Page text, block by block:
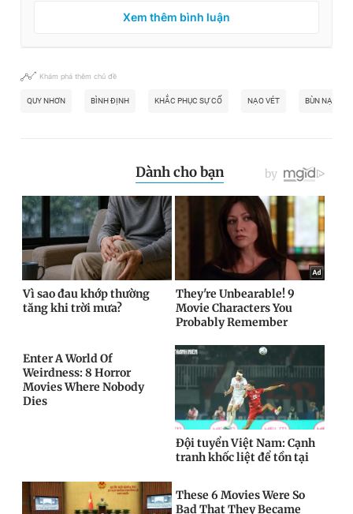
Xem thêm bình luận
Khám phá thêm chủ đề
QUY NHƠN BÌNH ĐỊNH KHẮC PHỤC SỰ CỐ NẠO VÉT BÙN NẠO VÉT